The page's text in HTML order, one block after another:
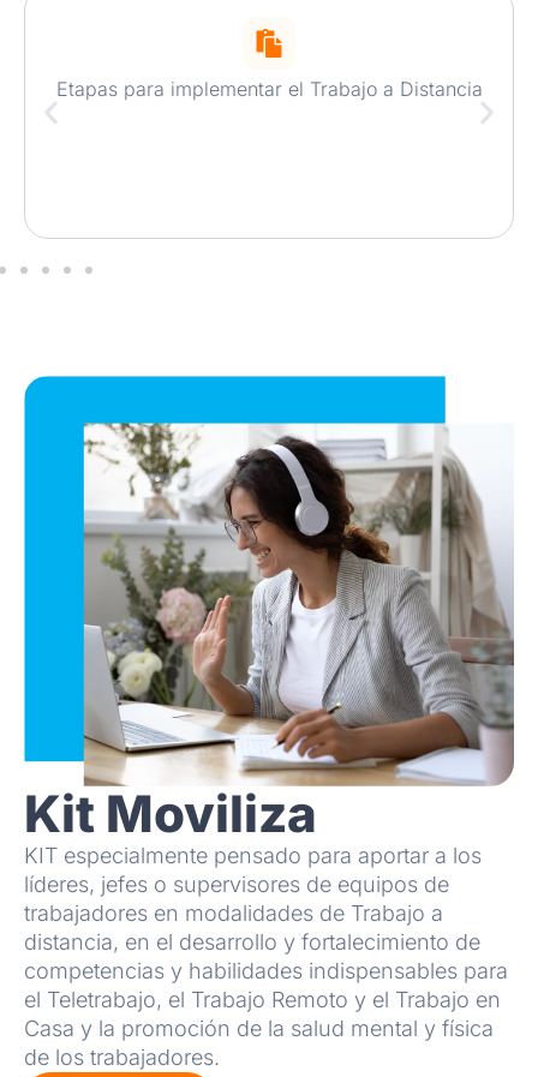
Etapas para implementar el Trabajo a Distancia
Kit Moviliza
KIT especialmente pensado para aportar a los
líderes, jefes o supervisores de equipos de
trabajadores en modalidades de Trabajo a
distancia, en el desarrollo y fortalecimiento de
competencias y habilidades indispensables para
el Teletrabajo, el Trabajo Remoto y el Trabajo en
Casa y la promoción de la salud mental y física
de los trabajadores.